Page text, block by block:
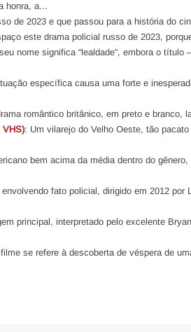
honra, a...
de 2023 e que passou para a história do
este drama policial russo de 2023,
nome significa “lealdade”, embora o título
específica causa uma forte e
romântico britânico, em preto e branco,
VHS): Um vilarejo do Velho Oeste, tão
bem acima da média dentro do
fato policial, dirigido em 2012 por
principal, interpretado pelo excelente
se refere à descoberta de véspera de